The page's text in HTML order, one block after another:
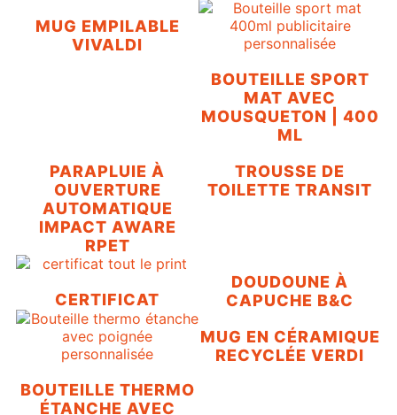
MUG EMPILABLE
VIVALDI
BOUTEILLE SPORT
MAT AVEC
MOUSQUETON | 400
ML
PARAPLUIE À
OUVERTURE
AUTOMATIQUE
IMPACT AWARE
RPET
TROUSSE DE
TOILETTE TRANSIT
CERTIFICAT
DOUDOUNE À
CAPUCHE B&C
BOUTEILLE THERMO
ÉTANCHE AVEC
MUG EN CÉRAMIQUE
RECYCLÉE VERDI